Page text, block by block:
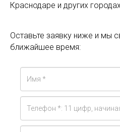
Краснодаре и других
Оставьте заявку ниже и мы
ближайшее время: